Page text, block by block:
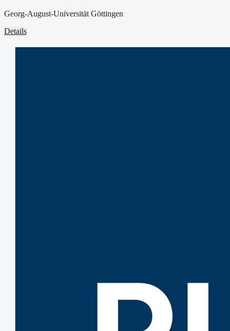
Georg-August-Universität Göttingen
Details